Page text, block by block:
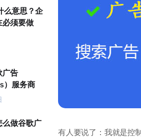
有人要说了：我就是控
么意思？企
必须要做
广告
）服务商
么做谷歌广